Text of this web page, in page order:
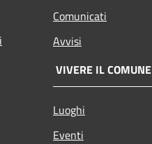
Comunicati
Avvisi
VIVERE IL COMUNE
Luoghi
Eventi